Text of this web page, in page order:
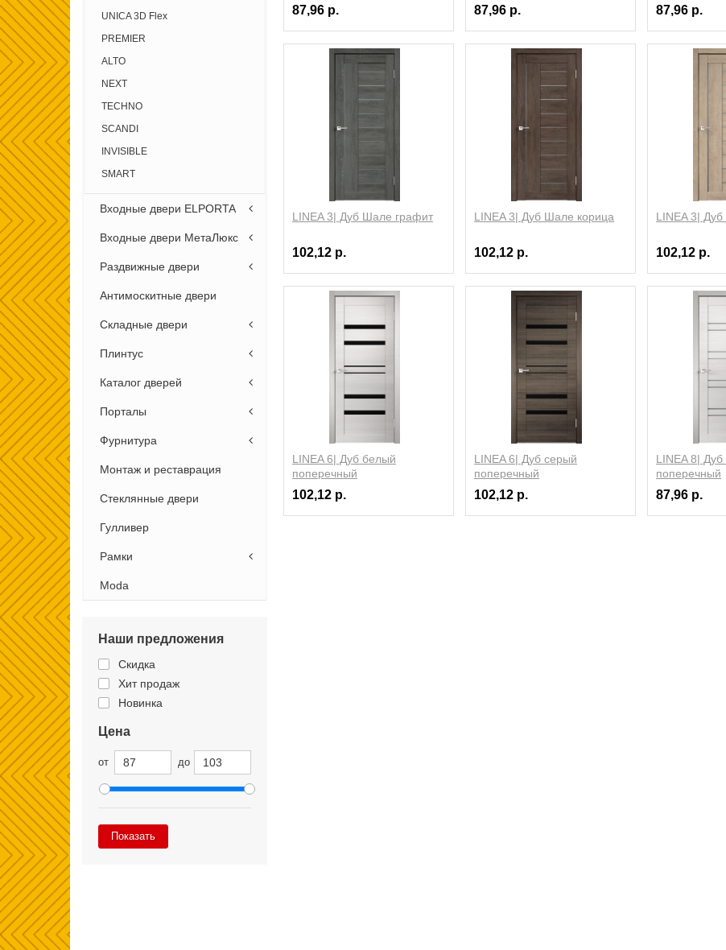
UNICA 3D Flex
PREMIER
ALTO
NEXT
TECHNO
SCANDI
INVISIBLE
SMART
Входные двери ELPORTA
Входные двери МетаЛюкс
Раздвижные двери
Антимоскитные двери
Складные двери
Плинтус
Каталог дверей
Порталы
Фурнитура
Монтаж и реставрация
Стеклянные двери
Гулливер
Рамки
Moda
Наши предложения
Скидка
Хит продаж
Новинка
Цена
от до
Показать
87,96 р. 87,96 р. 87,96 р.
LINEA 3| Дуб Шале графит
102,12 р.
LINEA 3| Дуб Шале корица
102,12 р.
LINEA 3|
102,12 р.
LINEA 6| Дуб белый
поперечный
102,12 р.
LINEA 6| Дуб серый
поперечный
102,12 р.
LINEA 8|
поперечный
87,96 р.